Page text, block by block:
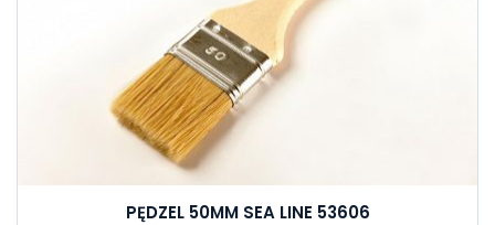
PĘDZEL 50MM SEA LINE 53606